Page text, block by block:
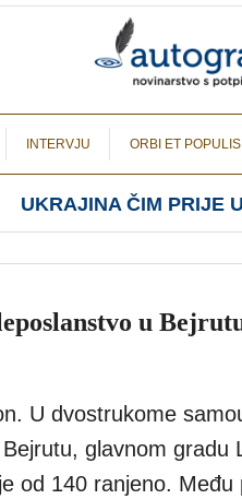
INTERVJU ORBI ET POPULIS
UKRAJINA ČIM PRIJE
u
U dvostrukome
glavnom gradu
od 140 ranjeno. Među